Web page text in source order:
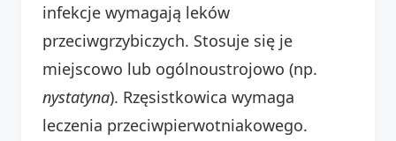
infekcje wymagają leków
przeciwgrzybiczych. Stosuje się je
miejscowo lub ogólnoustrojowo (np.
nystatyna). Rzęsistkowica wymaga
leczenia przeciwpierwotniakowego.